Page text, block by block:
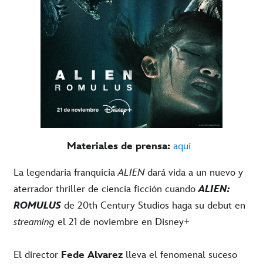
Materiales de prensa: aquí
La legendaria franquiciaALIEN dará vida a un nuevo y
aterrador thriller de ciencia ficción cuandoALIEN:
ROMULUS de 20th Century Studios haga su debut en
streaming el 21 de noviembre en Disney+
El director Fede Alvarez lleva el fenomenal suceso